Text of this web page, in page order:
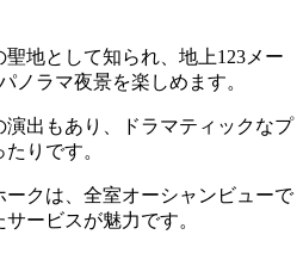
地として知られ、地上123メー
ノラマ夜景を楽しめます。
出もあり、ドラマティックなプ
りです。
クは、全室オーシャンビューで
ービスが魅力です。